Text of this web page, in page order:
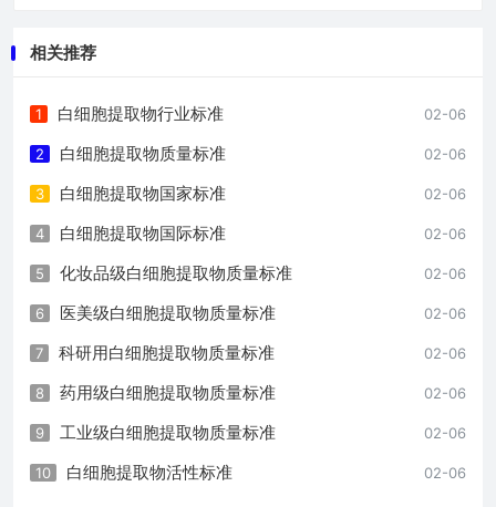
相关推荐
02-06
1 白细胞提取物行业标准
02-06
2 白细胞提取物质量标准
02-06
3 白细胞提取物国家标准
02-06
4 白细胞提取物国际标准
02-06
5 化妆品级白细胞提取物质量标准
02-06
6 医美级白细胞提取物质量标准
02-06
7 科研用白细胞提取物质量标准
02-06
8 药用级白细胞提取物质量标准
02-06
9 工业级白细胞提取物质量标准
02-06
10 白细胞提取物活性标准